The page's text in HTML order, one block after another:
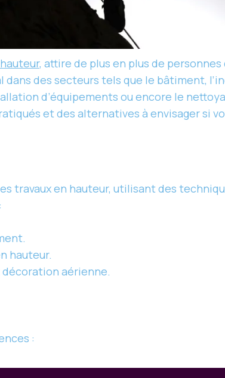
, attire de plus en plus de
des secteurs tels que le bâtiment,
d’équipements ou encore le
et des alternatives à envisager si
travaux en hauteur, utilisant des
hauteur.
aérienne.
: